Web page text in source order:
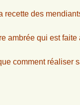
recette des
ambrée qui est
comment réaliser